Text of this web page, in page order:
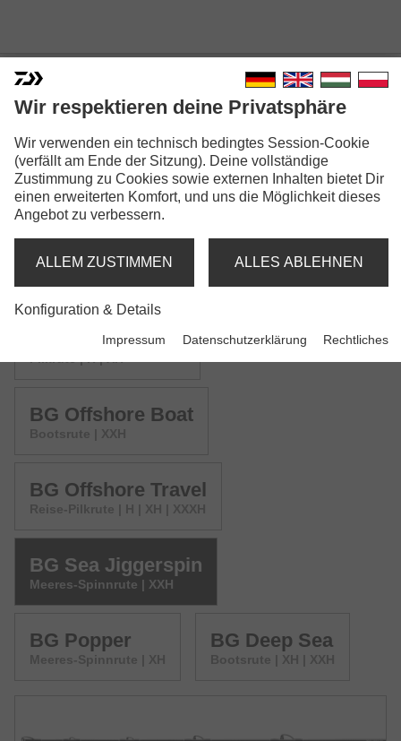
BG OFFSHORE
BG Offshore Pilk
BG Offshore Boat
Bootsrute | XXH
BG Offshore Travel
Reise-Pilkrute | H | XH | XXXH
BG Sea Jiggerspin
Meeres-Spinnrute | XXH
BG Popper
Meeres-Spinnrute | XH
BG Deep Sea
Bootsrute | XH | XXH
Wir respektieren deine Privatsphäre
Wir verwenden ein technisch bedingtes Session-Cookie
(verfällt am Ende der Sitzung). Deine vollständige
Zustimmung zu Cookies sowie externen Inhalten bietet Dir
einen erweiterten Komfort, und uns die Möglichkeit dieses
Angebot zu verbessern.
ALLEM ZUSTIMMEN ALLES ABLEHNEN
Konfiguration & Details
Impressum Datenschutzerklärung Rechtliches